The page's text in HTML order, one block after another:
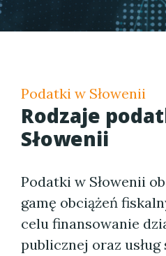
Podatki w Słowenii
Rodzaje
Słowenii
Podatki w Słowenii
gamę obciążeń
celu finansowanie
publicznej oraz usług